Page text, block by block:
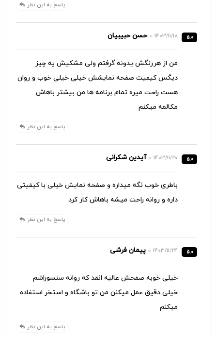
پاسخ به این نظر
5.0
1403/11/18 حسن حبیبیان
من از هررنگش یدونه گرفتم ولی مشکیش یه چیز
دیگس کیفیت صفحه نمایشش خیلی خیلی خوب و روان
هست راحت میره تمام برنامه ها من بیشتر باهاش
مکالمه میکنم
پاسخ به این نظر
5.0
1403/11/20 آیدین شکرانی
باطری خوب نگه میداره و صفحه نمایش خیلی با کیفیتی
داره و روانه راحت میشه باهاش کار کرد
پاسخ به این نظر
5.0
1403/11/24 پیمان فرشی
خیلی خوبه صفحش عالیه انقد که روانه سنسوراشم
خیلی دقیق عمل میکنن من تو باشگاه و استخر استفاده
میکنم
پاسخ به این نظر